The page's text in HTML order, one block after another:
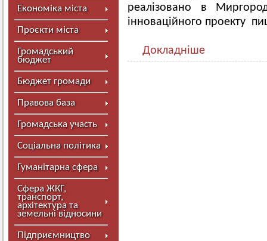
Економіка міста
Проєкти міста
Громадський
бюджет
Бюджет громади
Правова база
Громадська участь
Соціальна політика
Гуманітарна сфера
Сфера ЖКГ,
транспорт,
архітектура та
земельні відносини
Підприємництво
реалізовано в
інноваційного проекту
Докладніше